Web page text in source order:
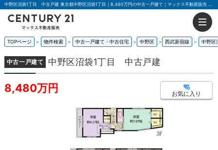
TOPページ 物件検索 中古一戸建て・中古住宅 中野区 西武新宿線 中野区
中古一戸建て 中野区沼袋1丁目 中古戸建
8,480万円 お気に入り